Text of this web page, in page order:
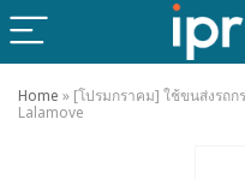
Home » [โปรมกราคม] ใช้ขนส่งรถก
Lalamove